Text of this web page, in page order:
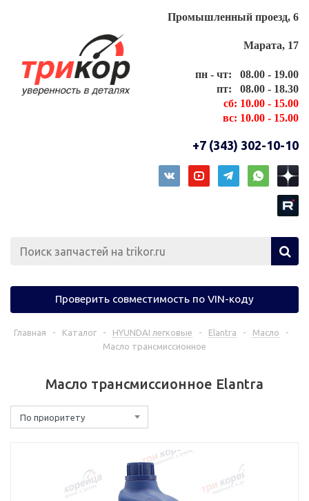
Промышленный проезд, 6
Марата, 17
пн - чт: 08.00 - 19.00
пт: 08.00 - 18.30
сб: 10.00 - 15.00
вс: 10.00 - 15.00
+7 (343) 302-10-10
Проверить совместимость по VIN-коду
Главная - Каталог - HYUNDAI легковые - Elantra - Масло
-
Масло трансмиссионное
Масло трансмиссионное Elantra
По приоритету